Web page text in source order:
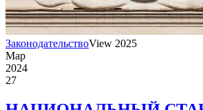
ЗаконодательствоView 2025
Мар
2024
27